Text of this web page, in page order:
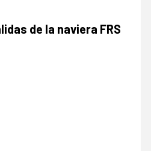
de la naviera FRS